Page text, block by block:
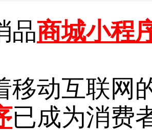
品商城小程
移动互联网
已成为消费